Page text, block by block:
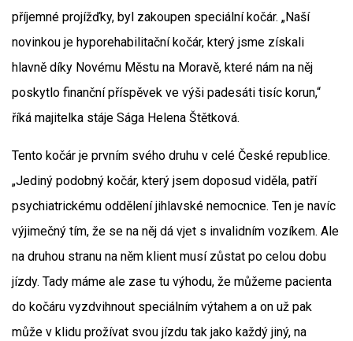
příjemné projížďky, byl zakoupen speciální kočár. „Naší
novinkou je hyporehabilitační kočár, který jsme získali
hlavně díky Novému Městu na Moravě, které nám na něj
poskytlo finanční příspěvek ve výši padesáti tisíc korun,“
říká majitelka stáje Sága Helena Štětková.
Tento kočár je prvním svého druhu v celé České republice.
„Jediný podobný kočár, který jsem doposud viděla, patří
psychiatrickému oddělení jihlavské nemocnice. Ten je navíc
výjimečný tím, že se na něj dá vjet s invalidním vozíkem. Ale
na druhou stranu na něm klient musí zůstat po celou dobu
jízdy. Tady máme ale zase tu výhodu, že můžeme pacienta
do kočáru vyzdvihnout speciálním výtahem a on už pak
může v klidu prožívat svou jízdu tak jako každý jiný, na